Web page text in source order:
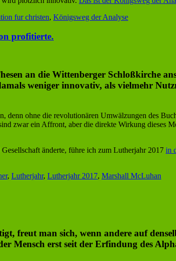
fur christen, Königsweg der Analyse
profitierte.
an die Wittenberger Schloßkirche
weniger innovativ, als vielmehr
denn ohne die revolutionären Umwälzungen des
zwar ein Affront, aber die direkte Wirkung dieses
änderte, führe ich zum Lutherjahr 2017 in
, Lutherjahr, Lutherjahr 2017, Marshall McLuhan
freut man sich, wenn andere auf
Mensch erst seit der Erfindung des